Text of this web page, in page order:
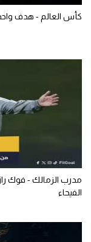
كأس العالم - هدف واحد
مدرب الزمالك - فوك
الفيحاء